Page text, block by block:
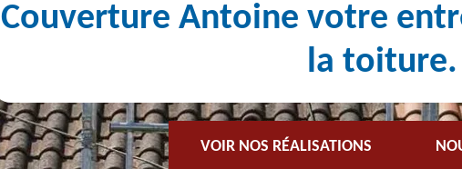
Couverture Antoine votre
la toiture.
VOIR NOS RÉALISATIONS